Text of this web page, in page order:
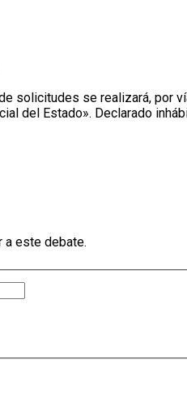
solicitudes se realizará, por
del Estado». Declarado
a este debate.